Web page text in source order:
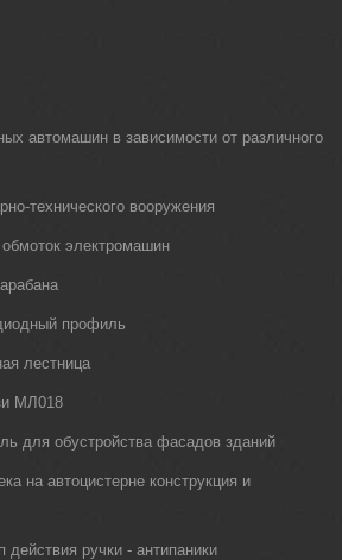
автомашин в зависимости от различного
технического вооружения
электромашин
профиль
лестница
МЛ018
для обустройства фасадов зданий
на автоцистерне конструкция и
действия ручки - антипаники